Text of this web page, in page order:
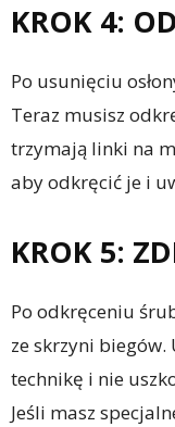
KROK 4:
Po usunięciu
Teraz musisz
trzymają linki na
aby odkręcić je i
KROK 5:
Po odkręceniu
ze skrzyni
technikę i nie
Jeśli masz